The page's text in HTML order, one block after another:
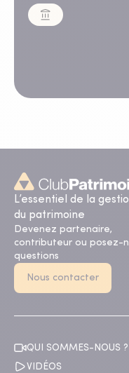
L’essentiel de la
du patrimoine
Devenez partenaire,
contributeur ou posez-
questions
Nous contacter
QUI SOMMES-NOUS ?
VIDÉOS